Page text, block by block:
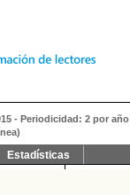
- Periodicidad: 2 por año
Estadísticas